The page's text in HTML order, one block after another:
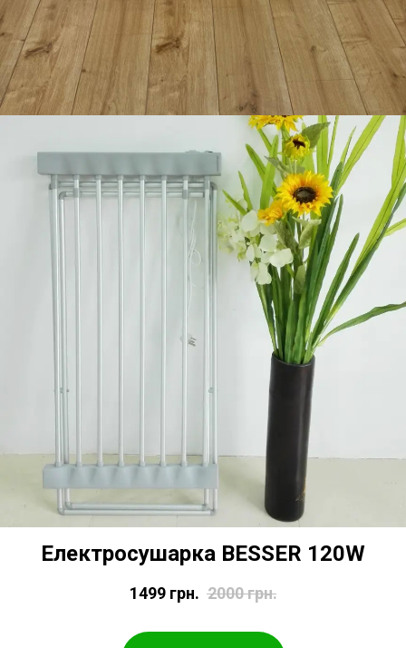
Електросушарка BESSER 120W
1499 грн. 2000грн.